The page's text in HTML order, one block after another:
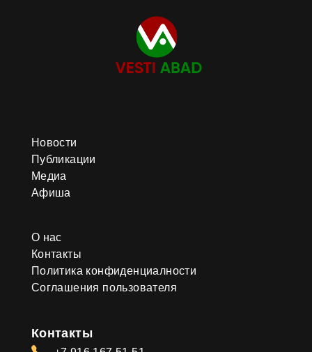
Новости
Публикации
Медиа
Афиша
О нас
Контакты
Политика конфиденциалности
Соглашения пользователя
Контакты